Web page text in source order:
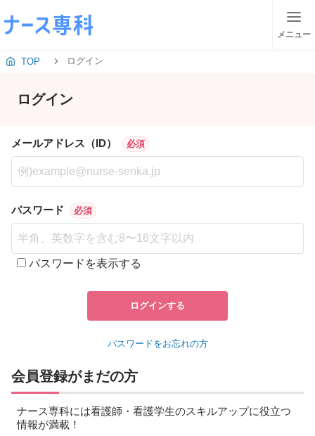
メニュー
TOP ログイン
ログイン
メールアドレス（ID） 必須
パスワード 必須
パスワードを表示する
ログインする
パスワードをお忘れの方
会員登録がまだの方
ナース専科には看護師・看護学生のスキルアップに役立つ
情報が満載！